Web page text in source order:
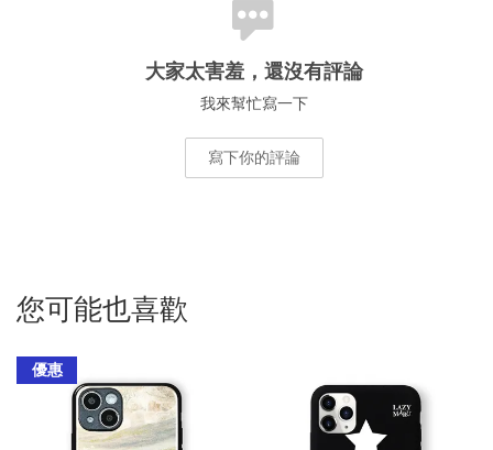
大家太害羞，還沒有評論
我來幫忙寫一下
寫下你的評論
您可能也喜歡
優惠